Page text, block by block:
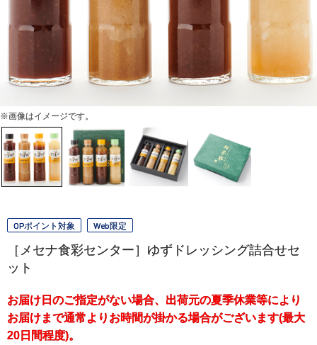
※画像はイメージです。
OPポイント対象 Web限定
［メセナ食彩センター］ゆずドレッシング詰合せセ
ット
お届け日のご指定がない場合、出荷元の夏季休業等により
お届けまで通常よりお時間が掛かる場合がございます(最大
20日間程度)。